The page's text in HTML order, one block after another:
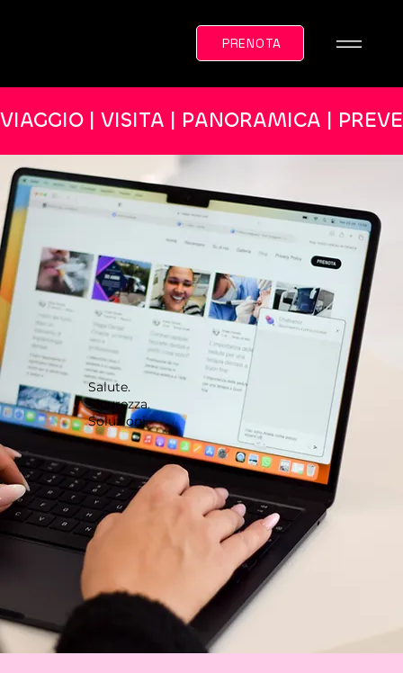
PRENOTA
VIAGGIO | VISITA | PANORAMICA |
Salute.
Sicurezza.
Soluzioni.